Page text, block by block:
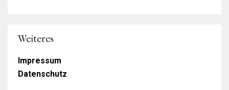
Weiteres
Impressum
Datenschutz